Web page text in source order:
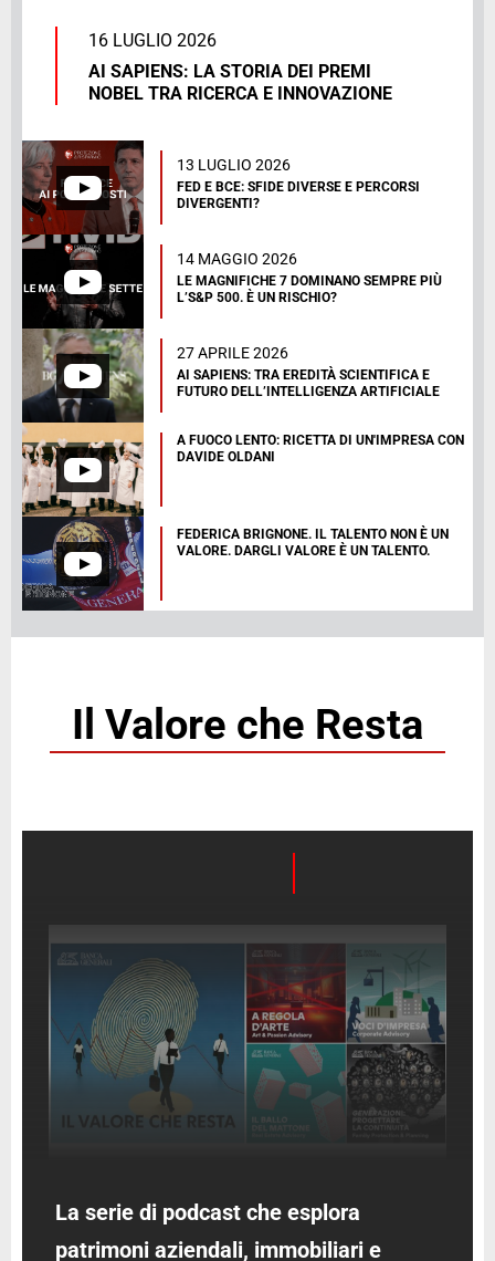
16 LUGLIO 2026
AI SAPIENS: LA STORIA DEI PREMI
NOBEL TRA RICERCA E INNOVAZIONE
13 LUGLIO 2026
FED E BCE: SFIDE DIVERSE E PERCORSI
DIVERGENTI?
14 MAGGIO 2026
LE MAGNIFICHE 7 DOMINANO SEMPRE PIÙ
L’S&P 500. È UN RISCHIO?
27 APRILE 2026
AI SAPIENS: TRA EREDITÀ SCIENTIFICA E
FUTURO DELL’INTELLIGENZA ARTIFICIALE
A FUOCO LENTO: RICETTA DI UN'IMPRESA CON
DAVIDE OLDANI
FEDERICA BRIGNONE. IL TALENTO NON È UN
VALORE. DARGLI VALORE È UN TALENTO.
Il Valore che Resta
La serie di podcast che esplora
patrimoni aziendali, immobiliari e